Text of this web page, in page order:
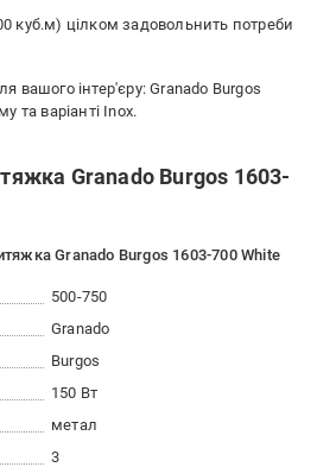
куб.м) цілком задовольнить потреби
вашого інтер'єру: Granado Burgos
та варіанті Inox.
Granado Burgos 1603-
Granado Burgos 1603-700 White
500-750
Granado
Burgos
150 Вт
метал
3